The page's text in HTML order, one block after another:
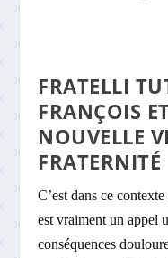
FRATELLI
FRANÇOIS
NOUVELLE
FRATERNITÉ
C’est dans ce
est vraiment un appel
conséquences